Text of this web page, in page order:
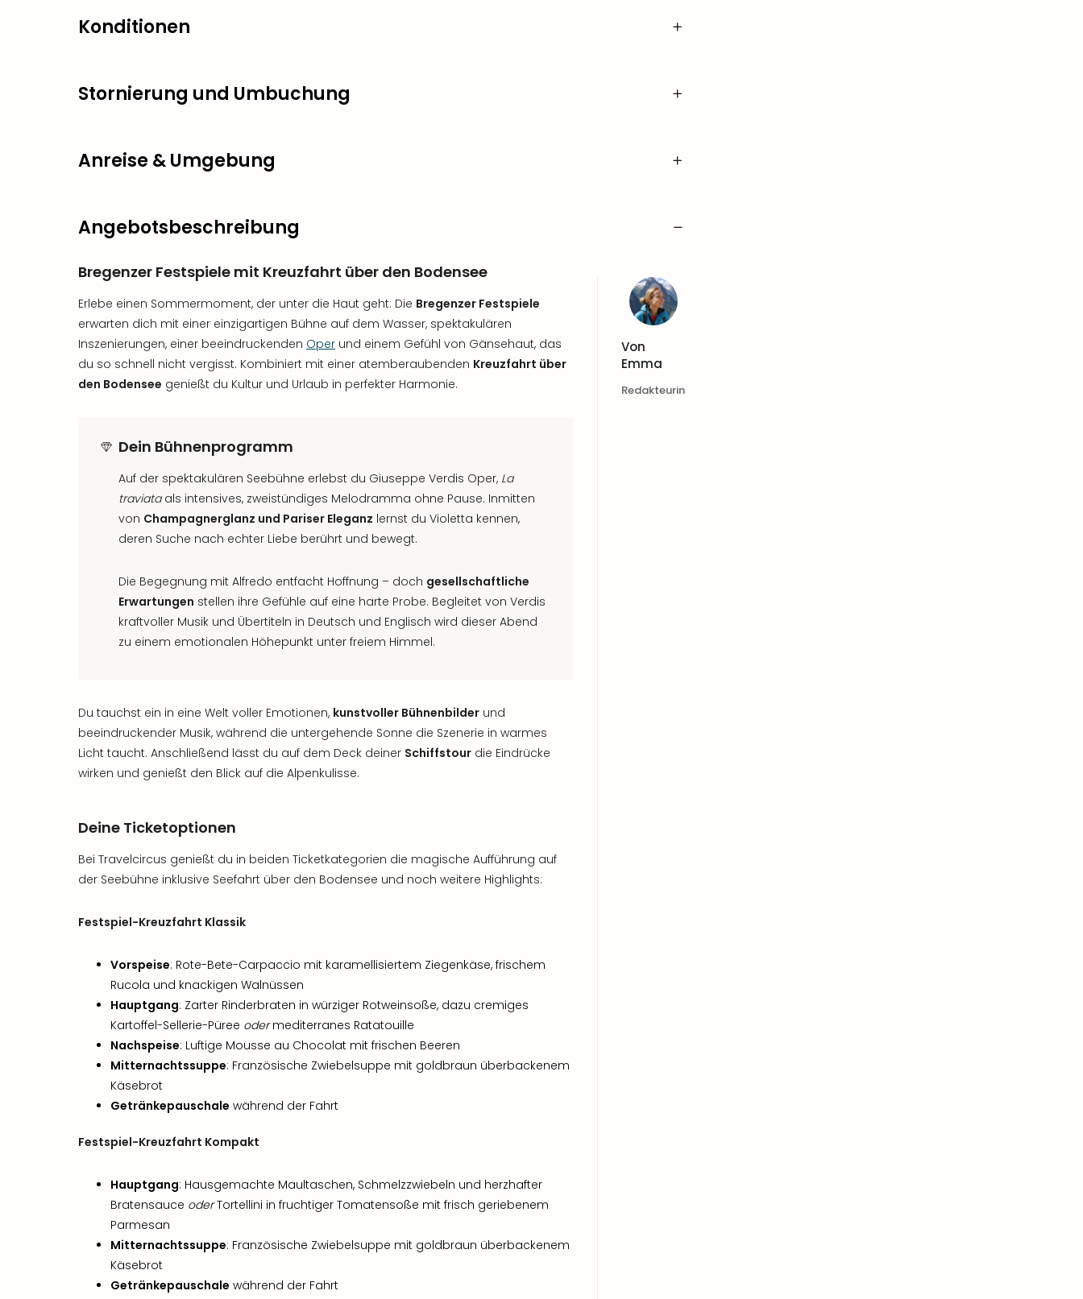
Konditionen
Stornierung und Umbuchung
Anreise & Umgebung
Angebotsbeschreibung
Bregenzer Festspiele mit Kreuzfahrt über den Bodensee
Erlebe einen Sommermoment, der unter die Haut geht: Die Bregenzer Festspiele
erwarten dich mit einer einzigartigen Bühne auf dem Wasser, spektakulären
Inszenierungen, einer beeindruckenden Oper und einem Gefühl von Gänsehaut, das
du so schnell nicht vergisst. Kombiniert mit einer atemberaubenden Kreuzfahrt über
den Bodensee genießt du Kultur und Urlaub in perfekter Harmonie.
Dein Bühnenprogramm
Auf der spektakulären Seebühne erlebst du Giuseppe Verdis Oper, La
traviataals intensives, zweistündiges Melodramma ohne Pause. Inmitten
von Champagnerglanz und Pariser Eleganz lernst du Violetta kennen,
deren Suche nach echter Liebe berührt und bewegt.
Die Begegnung mit Alfredo entfacht Hoffnung – doch gesellschaftliche
Erwartungen stellen ihre Gefühle auf eine harte Probe. Begleitet von Verdis
kraftvoller Musik und Übertiteln in Deutsch und Englisch wird dieser Abend
zu einem emotionalen Höhepunkt unter freiem Himmel.
Du tauchst ein in eine Welt voller Emotionen, kunstvoller Bühnenbilder und
beeindruckender Musik, während die untergehende Sonne die Szenerie in warmes
Licht taucht. Anschließend lässt du auf dem Deck deiner Schiffstour die Eindrücke
wirken und genießt den Blick auf die Alpenkulisse.
Deine Ticketoptionen
Bei Travelcircus genießt du in beiden Ticketkategorien die magische Aufführung auf
der Seebühne inklusive Seefahrt über den Bodensee und noch weitere Highlights:
Festspiel-Kreuzfahrt Klassik
Vorspeise: Rote-Bete-Carpaccio mit karamellisiertem Ziegenkäse, frischem
Rucola und knackigen Walnüssen
Hauptgang: Zarter Rinderbraten in würziger Rotweinsoße, dazu cremiges
Kartoffel-Sellerie-Püree odermediterranes Ratatouille
Nachspeise: Luftige Mousse au Chocolat mit frischen Beeren
Mitternachtssuppe: Französische Zwiebelsuppe mit goldbraun überbackenem
Käsebrot
Getränkepauschale während der Fahrt
Festspiel-Kreuzfahrt Kompakt
Hauptgang: Hausgemachte Maultaschen, Schmelzzwiebeln und herzhafter
Bratensauce oderTortellini in fruchtiger Tomatensoße mit frisch geriebenem
Parmesan
Mitternachtssuppe: Französische Zwiebelsuppe mit goldbraun überbackenem
Käsebrot
Getränkepauschale während der Fahrt
Von
Emma
Redakteurin